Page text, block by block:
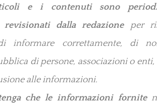
e i contenuti sono
dalla redazioneper
di informare correttamente, di
di persone, associazioni o enti,
alle informazioni.
che le informazioni fornite